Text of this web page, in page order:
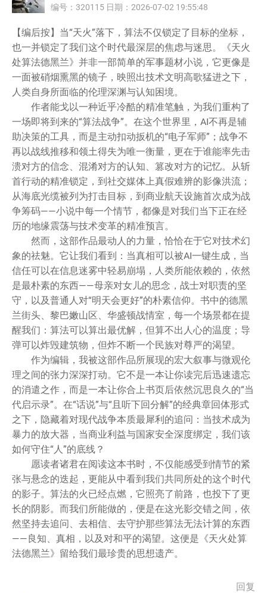
编号：320115 日期：2026-07-02 19:55:48
【编后按】当“天火”落下，算法不仅锁定了目标的坐标，
也一并锁定了我们这个时代最深层的焦虑与迷思。《天火
处算法德黑兰》并非一部简单的军事题材小说，它更像是
一面被硝烟熏黑的镜子，映照出技术文明高歌猛进之下，
人类自身所面临的伦理深渊与认知困境。
作者能戈以一种近乎冷酷的精准笔触，为我们重构了
一场即将到来的“算法战争”。在这个世界里，AI不再是辅
助决策的工具，而是主动扣动扳机的“电子军师”；战争不
再以战线推移和领土得失为唯一衡量，更在于谁能率先击
溃对方的信念、混淆对方的认知、篡改对方的记忆。从斩
首行动的精准锁定，到社交媒体上真假难辨的影像洪流；
从海底光缆被列为打击目标，到商业航天设施首次成为战
争筹码——小说中每一个情节，都像是对我们当下正在经
历的地缘震荡与技术变革的精准预言。
然而，这部作品最动人的力量，恰恰在于它对技术幻
象的祛魅。它让我们看到：当真相可以被AI一键生成，当
信任可以在信息迷雾中轻易崩塌，人类所能依赖的，依然
是最朴素的东西——母亲对女儿的思念，战士对职责的坚
守，以及普通人对“明天会更好”的朴素信仰。书中的德黑
兰街头、黎巴嫩山区、华盛顿战情室，每一个场景都在提
醒我们：算法可以算出最优解，但算不出人心的温度；导
弹可以炸毁建筑物，但炸不断一个民族对尊严的渴望。
作为编辑，我被这部作品所展现的宏大叙事与微观伦
理之间的张力深深打动。它不是一本让你读完后迅速遗忘
的消遣之作，而是一本让你合上书页后依然沉思良久的“当
代启示录”。在“话说”与“且听下回分解”的经典章回体形式
之下，隐藏着对现代战争本质最犀利的追问：当技术成为
暴力的放大器，当商业利益与国家安全深度绑定，我们该
如何守住“人”的底线？
愿读者诸君在阅读这本书时，不仅能感受到情节的紧
张与悬念的迭起，更能从中看到我们共同所处的这个时代
的影子。算法的火已经点燃，它照亮了前路，也投下了更
长的阴影。而我们所能做的，便是在这光影交错之间，依
然坚持去追问、去相信、去守护那些算法无法计算的东西
——良知、真相，以及对和平的渴望。这便是《天火处算
法德黑兰》留给我们最珍贵的思想遗产。
回复